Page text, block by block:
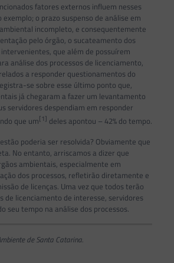
fatores externos influem nesses
o prazo suspenso de análise em
incompleto, e consequentemente
pelo órgão, o sucateamento dos
que além de possuírem
análise dos processos de licenciamento,
a responder questionamentos do
se sobre esse último ponto que,
já chegaram a fazer um levantamento
servidores despendiam em responder
que um[1] deles apontou – 42% do tempo.
poderia ser resolvida? Obviamente que
No entanto, arriscamos a dizer que
ambientais, especialmente em
dos processos, refletirão diretamente e
de licenças. Uma vez que todos terão
de licenciamento de interesse, servidores
seu tempo na análise dos processos.
de Santa Catarina.